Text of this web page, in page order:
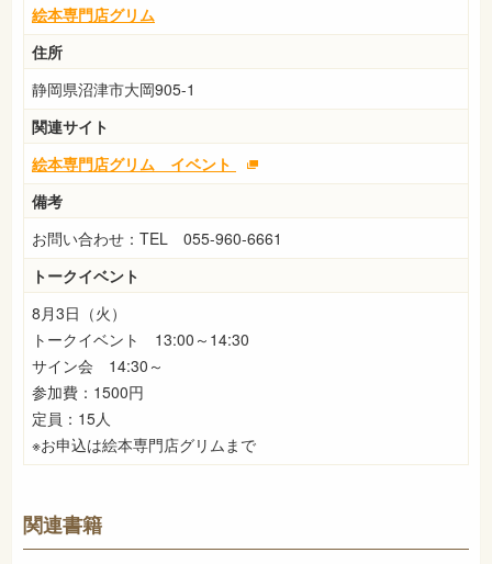
絵本専門店グリム
住所
静岡県沼津市大岡905-1
関連サイト
絵本専門店グリム イベント
備考
お問い合わせ：TEL 055-960-6661
トークイベント
8月3日（火）
トークイベント 13:00～14:30
サイン会 14:30～
参加費：1500円
定員：15人
※お申込は絵本専門店グリムまで
関連書籍